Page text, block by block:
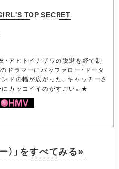
TOP SECRET
アヒトイナザワの脱退を経て制
ドラマーにバッファロー・ドータ
ドの幅が広がった。キャッチーさ
にカッコイイのがすごい。★
）」をすべてみる»